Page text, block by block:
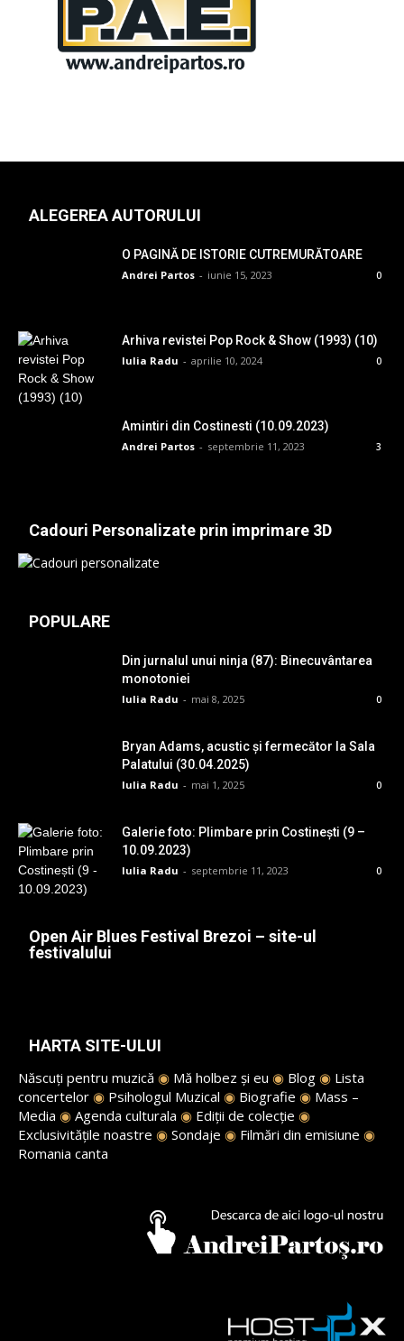
ALEGEREA AUTORULUI
O PAGINĂ DE ISTORIE CUTREMURĂTOARE
Andrei Partos - iunie 15, 2023 0
Arhiva revistei Pop Rock & Show (1993) (10)
Iulia Radu - aprilie 10, 2024 0
Amintiri din Costinesti (10.09.2023)
Andrei Partos - septembrie 11, 2023 3
Cadouri Personalizate prin imprimare 3D
POPULARE
Din jurnalul unui ninja (87): Binecuvântarea
monotoniei
Iulia Radu - mai 8, 2025 0
Bryan Adams, acustic și fermecător la Sala
Palatului (30.04.2025)
Iulia Radu - mai 1, 2025 0
Galerie foto: Plimbare prin Costinești (9 –
10.09.2023)
Iulia Radu - septembrie 11, 2023 0
Open Air Blues Festival Brezoi – site-ul
festivalului
HARTA SITE-ULUI
Născuți pentru muzică ◉ Mă holbez și eu ◉ Blog ◉ Lista
concertelor ◉ Psihologul Muzical ◉ Biografie ◉ Mass –
Media ◉ Agenda culturala ◉ Ediții de colecție ◉
Exclusivitățile noastre ◉ Sondaje ◉ Filmări din emisiune ◉
Romania canta